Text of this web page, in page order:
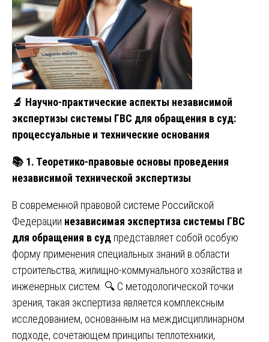
🔬 Научно-практические аспекты независимой
экспертизы системы ГВС для обращения в суд:
процессуальные и технические основания
📚 1. Теоретико-правовые основы проведения
независимой технической экспертизы
В современной правовой системе Российской
Федерации независимая экспертиза системы ГВС
для обращения в суд представляет собой особую
форму применения специальных знаний в области
строительства, жилищно-коммунального хозяйства и
инженерных систем. 🔍 С методологической точки
зрения, такая экспертиза является комплексным
исследованием, основанным на междисциплинарном
подходе, сочетающем принципы теплотехники,